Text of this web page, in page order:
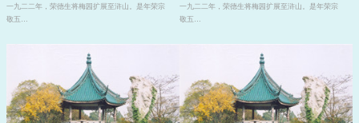
一九二二年，荣德生将梅园扩展至浒山。是年荣宗
敬五…
一九二二年，荣德生将梅园扩展至浒山。是年荣宗
敬五…